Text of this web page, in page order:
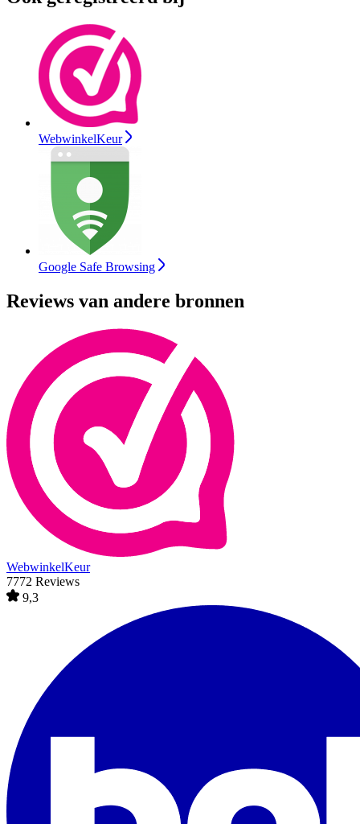
WebwinkelKeur
Google Safe Browsing
Reviews van andere bronnen
WebwinkelKeur
7772 Reviews
9,3